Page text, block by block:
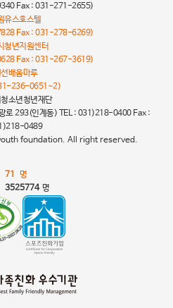
Fax : 031-271-2655)
유스호스텔
Fax : 031-278-6269)
청년지원센터
Fax : 031-267-3619)
배움마루
236-0651~2)
소년청년재단
로 293(인계동) TEL : 031)218-0400 Fax :
0489
foundation. All right reserved.
71
명
3525774명